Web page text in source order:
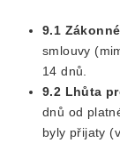
9.1
smlouvy
14 dnů.
9.2 Lhůta
dnů od
byly přijaty